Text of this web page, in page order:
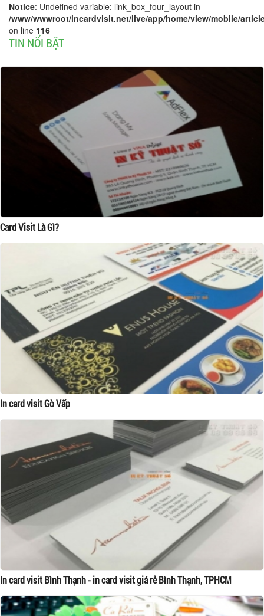
Notice: Undefined variable: link_box_four_layout in
/www/wwwroot/incardvisit.net/live/app/home/view/mobile/
on line 116
TIN NỔI BẬT
Card Visit Là Gì?
In card visit Gò Vấp
In card visit Bình Thạnh - in card visit giá rẻ Bình Thạnh, TPHCM